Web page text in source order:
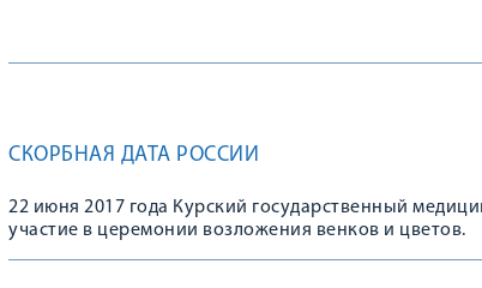
СКОРБНАЯ ДАТА РОССИИ
22 июня 2017 года Курский государственный
участие в церемонии возложения венков и цветов.